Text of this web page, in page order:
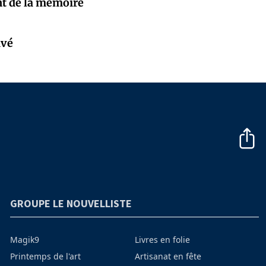
de la mémoire
GROUPE LE NOUVELLISTE
Magik9
Printemps de l'art
Livres en folie
Artisanat en fête